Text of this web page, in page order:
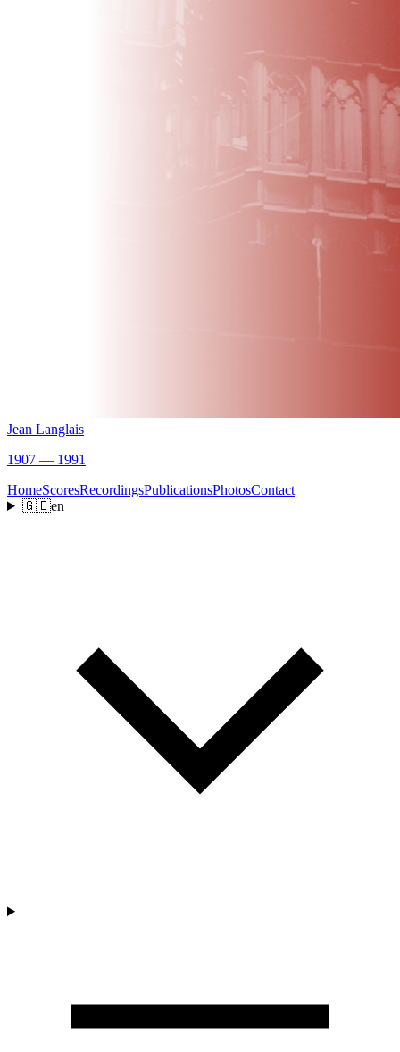
Jean Langlais
1907 — 1991
HomeScoresRecordingsPublicationsPhotosContact
🇬🇧en